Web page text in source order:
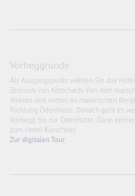
Vorheggrunde
Als Ausgangspunkt wählen Sie das
Zentrum von Kötschach. Von dort
Wiesen und vorbei an malerischen
Richtung Ödenhütte. Danach geht es
Vorhegg bis zur Ödenhütte. Dann
zum Hotel Kürschner.
Zur digitalen Tour